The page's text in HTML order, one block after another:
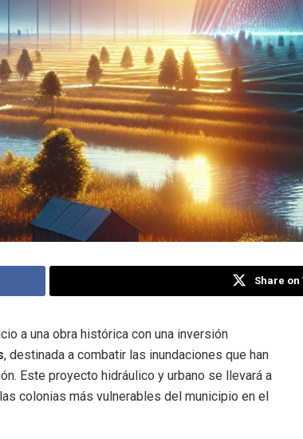
Share on
a una obra histórica con una inversión
, destinada a combatir las inundaciones que han
Este proyecto hidráulico y urbano se llevará a
colonias más vulnerables del municipio en el